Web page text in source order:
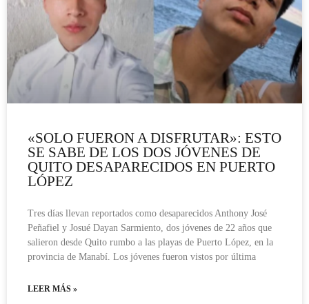
«SOLO FUERON A DISFRUTAR»: ESTO
SE SABE DE LOS DOS JÓVENES DE
QUITO DESAPARECIDOS EN PUERTO
LÓPEZ
Tres días llevan reportados como desaparecidos Anthony José
Peñafiel y Josué Dayan Sarmiento, dos jóvenes de 22 años que
salieron desde Quito rumbo a las playas de Puerto López, en la
provincia de Manabí. Los jóvenes fueron vistos por última
LEER MÁS »